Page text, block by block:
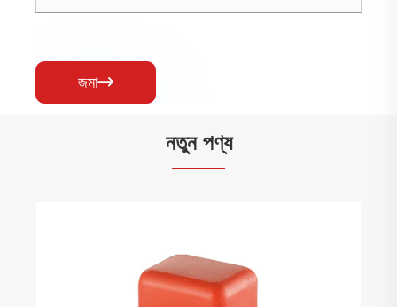
জমা
নতুন পণ্য